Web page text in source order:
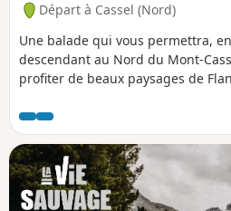
Départ à Cassel (Nord)
Une balade qui vous permettra, en
descendant au Nord du Mont-
profiter de beaux paysages de
sont pas des routes à grande